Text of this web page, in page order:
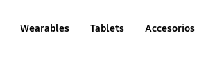
Wearables Tablets Accesorios